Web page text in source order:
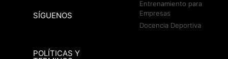
SÍGUENOS
Entrenamiento para
Empresas
Docencia Deportiva
POLÍTICAS Y